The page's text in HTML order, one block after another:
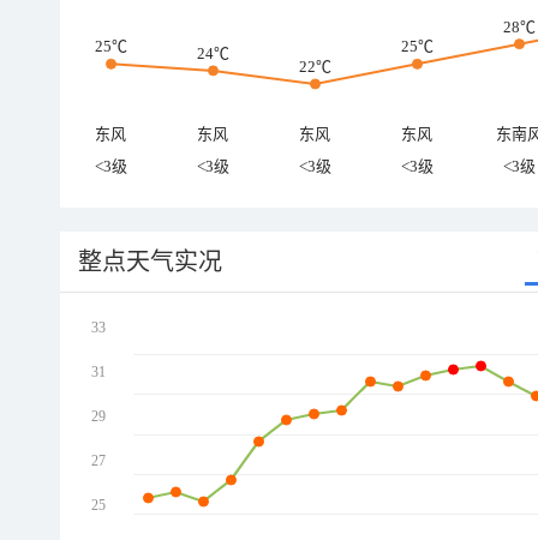
25℃ 24℃
22℃
25℃
28℃
东风 东风 东风 东风
东南
<3级
<3级 <3级 <3级 <3级
整点天气实况
33
31
29
27
25